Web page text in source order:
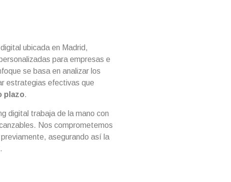
ubicada en Madrid,
para empresas e
se basa en analizar los
estrategias efectivas que
plazo.
digital trabaja de la mano con
Nos comprometemos
asegurando así la